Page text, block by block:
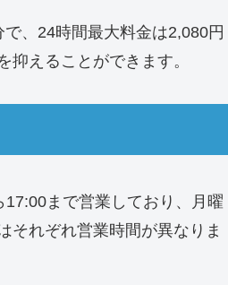
、24時間最大料金は2,080円
えることができます。
まで営業しており、月曜
それぞれ営業時間が異なりま